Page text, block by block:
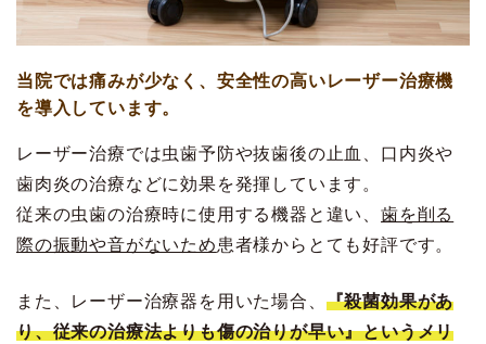
当院では痛みが少なく、安全性の高いレーザー治療機
を導入しています。
レーザー治療では虫歯予防や抜歯後の止血、口内炎や
歯肉炎の治療などに効果を発揮しています。
従来の虫歯の治療時に使用する機器と違い、 歯を削る
際の振動や音がないため患者様からとても好評です。
また、レーザー治療器を用いた場合、 『殺菌効果があ
り、従来の治療法よりも傷の治りが早い』というメリ